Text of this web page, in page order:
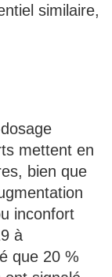
similaire,
mettent en
bien que
inconfort
à
que 20 %